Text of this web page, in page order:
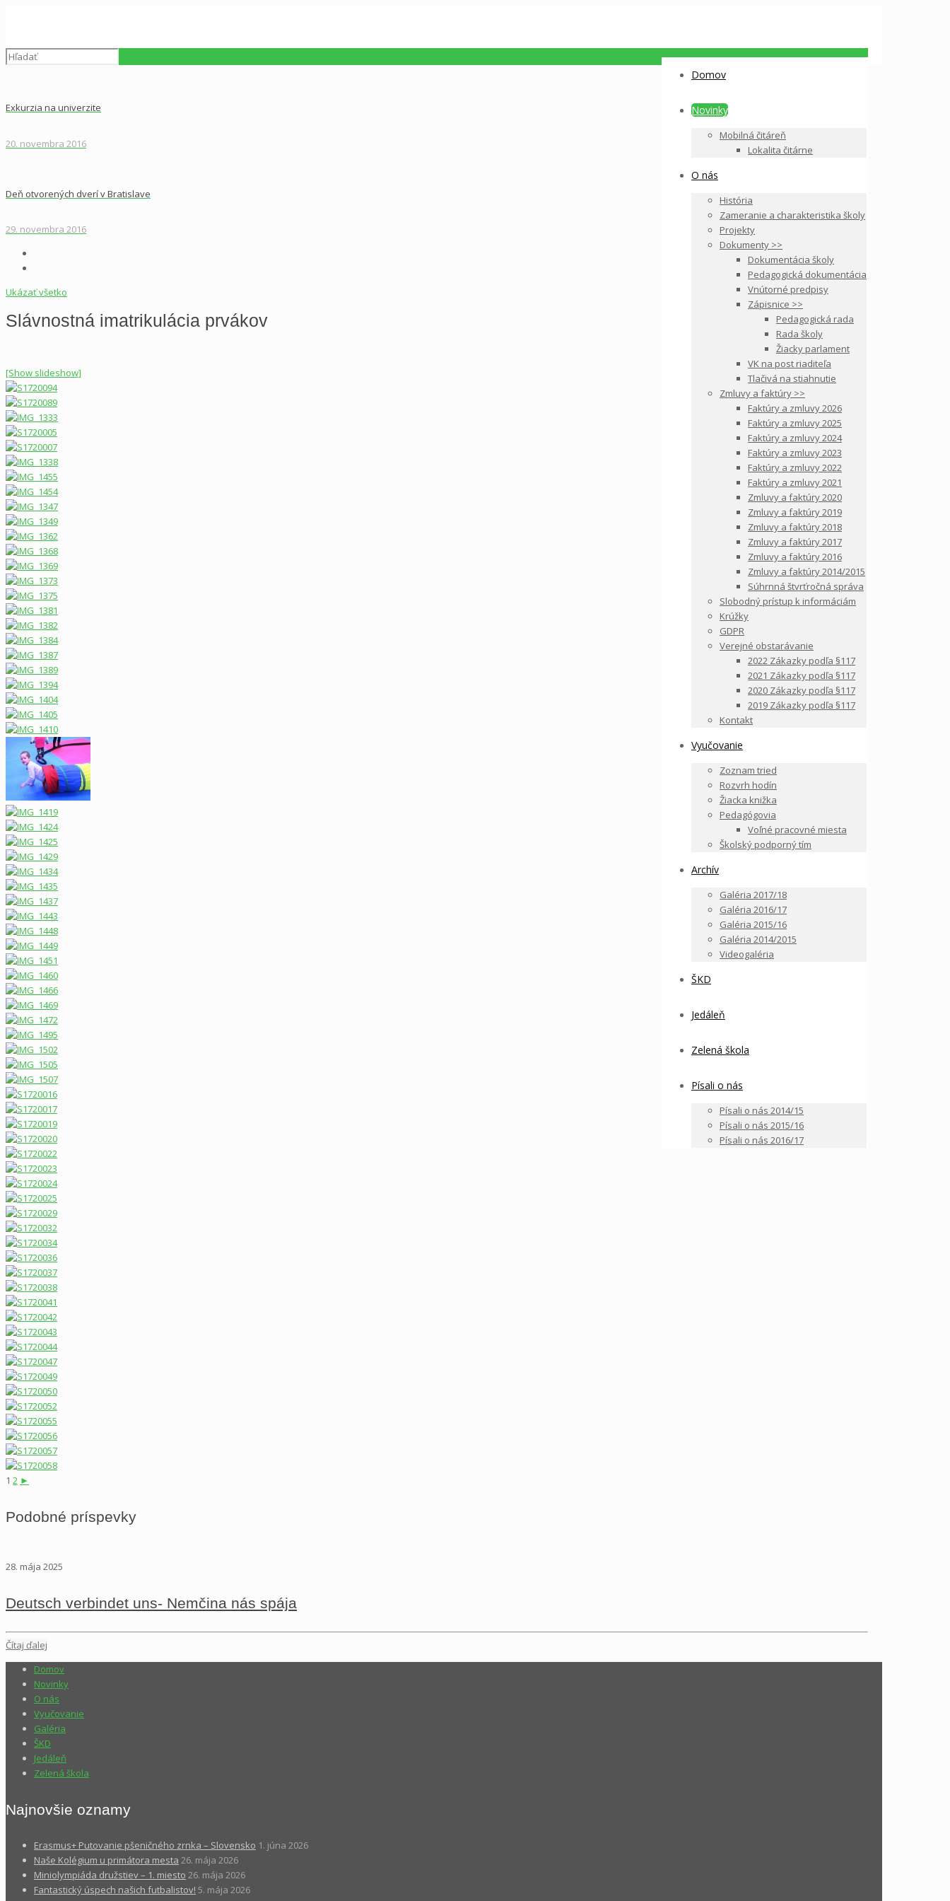
Domov
Novinky
Mobilná čitáreň
Lokalita čitárne
O nás
História
Zameranie a charakteristika školy
Projekty
Dokumenty >>
Dokumentácia školy
Pedagogická dokumentácia
Vnútorné predpisy
Zápisnice >>
Pedagogická rada
Rada školy
Žiacky parlament
VK na post riaditeľa
Tlačivá na stiahnutie
Zmluvy a faktúry >>
Faktúry a zmluvy 2026
Faktúry a zmluvy 2025
Faktúry a zmluvy 2024
Faktúry a zmluvy 2023
Faktúry a zmluvy 2022
Faktúry a zmluvy 2021
Zmluvy a faktúry 2020
Zmluvy a faktúry 2019
Zmluvy a faktúry 2018
Zmluvy a faktúry 2017
Zmluvy a faktúry 2016
Zmluvy a faktúry 2014/2015
Súhrnná štvrťročná správa
Slobodný prístup k informáciám
Krúžky
GDPR
Verejné obstarávanie
2022 Zákazky podľa §117
2021 Zákazky podľa §117
2020 Zákazky podľa §117
2019 Zákazky podľa §117
Kontakt
Vyučovanie
Zoznam tried
Rozvrh hodín
Žiacka knižka
Pedagógovia
Voľné pracovné miesta
Školský podporný tím
Archív
Galéria 2017/18
Galéria 2016/17
Galéria 2015/16
Galéria 2014/2015
Videogaléria
ŠKD
Jedáleň
Zelená škola
Písali o nás
Písali o nás 2014/15
Písali o nás 2015/16
Písali o nás 2016/17
Exkurzia na univerzite
20. novembra 2016
Deň otvorených dverí v Bratislave
29. novembra 2016
Ukázať všetko
Slávnostná imatrikulácia prvákov
[Show slideshow]
1 2 ►
Podobné príspevky
28. mája 2025
Deutsch verbindet uns- Nemčina nás spája
Čítaj ďalej
Domov
Novinky
O nás
Vyučovanie
Galéria
ŠKD
Jedáleň
Zelená škola
Najnovšie oznamy
Erasmus+ Putovanie pšeničného zrnka – Slovensko 1. júna 2026
Naše Kolégium u primátora mesta 26. mája 2026
Miniolympiáda družstiev – 1. miesto 26. mája 2026
Fantastický úspech našich futbalistov! 5. mája 2026